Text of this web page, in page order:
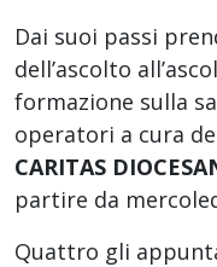
Dai suoi passi
dell’ascolto
formazione sulla
operatori a cura
CARITAS
partire da
Quattro gli